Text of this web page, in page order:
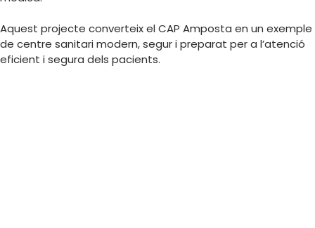
Aquest projecte converteix el CAP Amposta en un exemple
de centre sanitari modern, segur i preparat per a l’atenció
eficient i segura dels pacients.